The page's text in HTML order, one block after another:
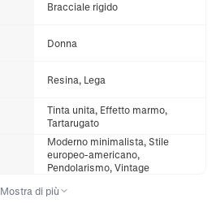
Bracciale rigido
Donna
Resina, Lega
Tinta unita, Effetto marmo,
Tartarugato
Moderno minimalista, Stile
europeo-americano,
Pendolarismo, Vintage
Mostra di più